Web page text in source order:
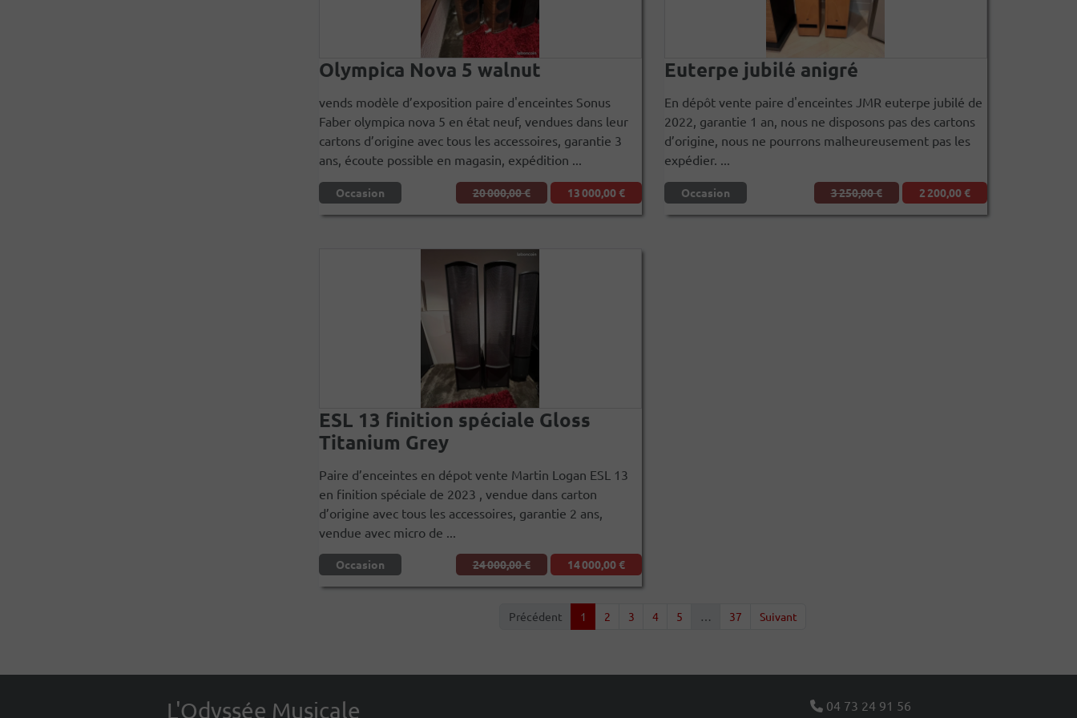
Olympica Nova 5 walnut
vends modèle d’exposition paire d'enceintes Sonus
Faber olympica nova 5 en état neuf, vendues dans leur
cartons d’origine avec tous les accessoires, garantie 3
ans, écoute possible en magasin, expédition ...
Occasion 20 000,00 € 13 000,00 €
Euterpe jubilé anigré
En dépôt vente paire d'enceintes JMR euterpe jubilé de
2022, garantie 1 an, nous ne disposons pas des cartons
d’origine, nous ne pourrons malheureusement pas les
expédier. ...
Occasion 3 250,00 € 2 200,00 €
ESL 13 finition spéciale Gloss
Titanium Grey
Paire d’enceintes en dépot vente Martin Logan ESL 13
en finition spéciale de 2023 , vendue dans carton
d’origine avec tous les accessoires, garantie 2 ans,
vendue avec micro de ...
Occasion 24 000,00 € 14 000,00 €
Précédent 1 2 3 4 5 … 37 Suivant
L'Odyssée Musicale
04 73 24 91 56